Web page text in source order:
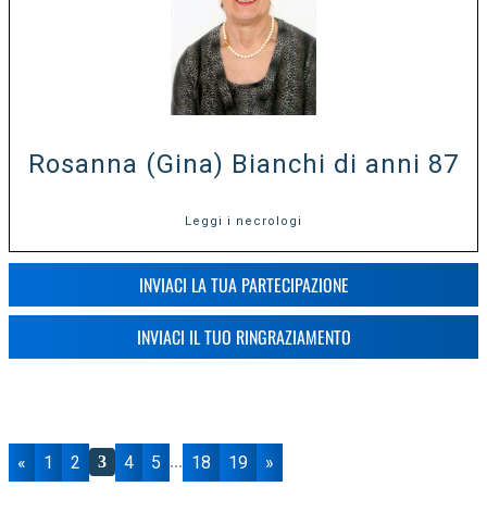
Rosanna (Gina) Bianchi di anni 87
Leggi i necrologi
INVIACI LA TUA PARTECIPAZIONE
INVIACI IL TUO RINGRAZIAMENTO
« 1 2 3 4 5 ... 18 19 »